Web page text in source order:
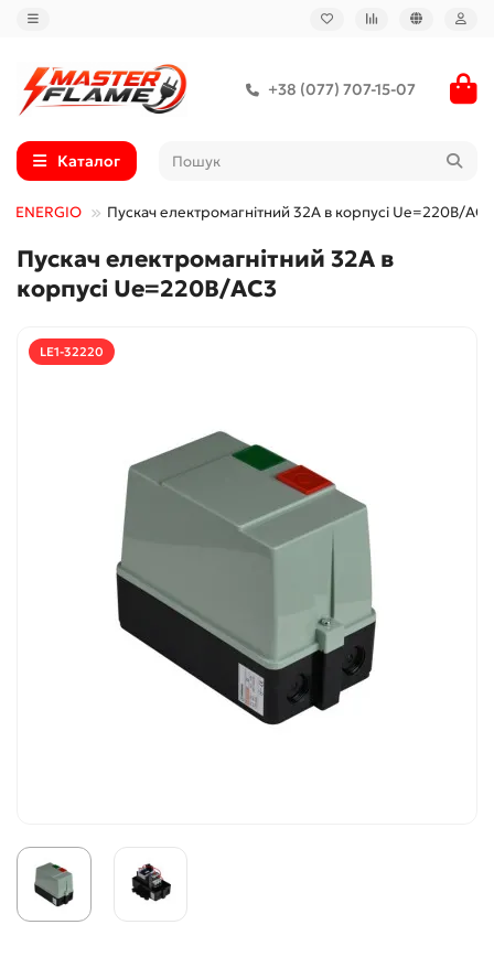
+38 (077) 707-15-07
Каталог
ENERGIO Пускач електромагнітний 32А в корпусі Ue=220В/AC3
Пускач електромагнітний 32А в
корпусі Ue=220В/AC3
LE1-32220